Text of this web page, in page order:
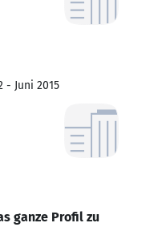
- Juni 2015
ganze Profil zu